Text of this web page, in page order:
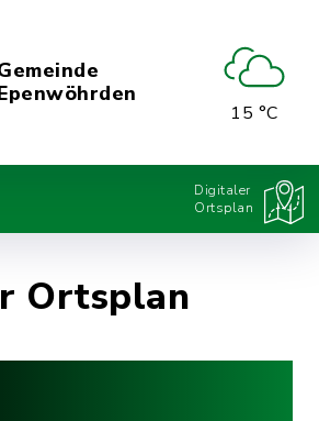
15 °C
Digitaler
Ortsplan
Ortsplan